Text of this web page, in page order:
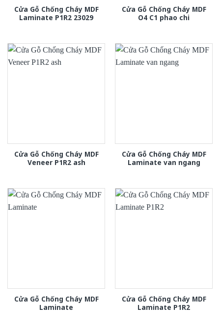
Cửa Gỗ Chống Cháy MDF
Laminate P1R2 23029
Cửa Gỗ Chống Cháy MDF
O4 C1 phao chi
Cửa Gỗ Chống Cháy MDF
Veneer P1R2 ash
Cửa Gỗ Chống Cháy MDF
Laminate van ngang
Cửa Gỗ Chống Cháy MDF
Laminate
Cửa Gỗ Chống Cháy MDF
Laminate P1R2